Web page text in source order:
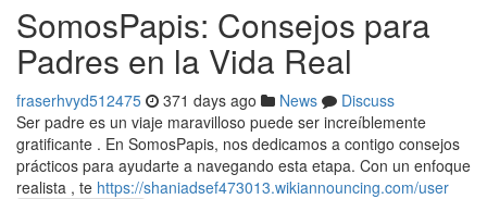
SomosPapis: Consejos para
Padres en la Vida Real
fraserhvyd512475 371 days ago News
Discuss
Ser padre es un viaje maravilloso puede ser increíblemente
gratificante . En SomosPapis, nos dedicamos a contigo consejos
prácticos para ayudarte a navegando esta etapa. Con un enfoque
realista , te https://shaniadsef473013.wikiannouncing.com/user